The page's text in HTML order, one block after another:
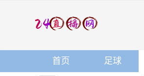
首页 足球